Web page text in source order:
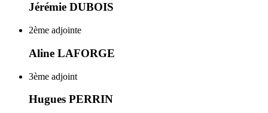
Jérémie DUBOIS
2ème adjointe
Aline LAFORGE
3ème adjoint
Hugues PERRIN